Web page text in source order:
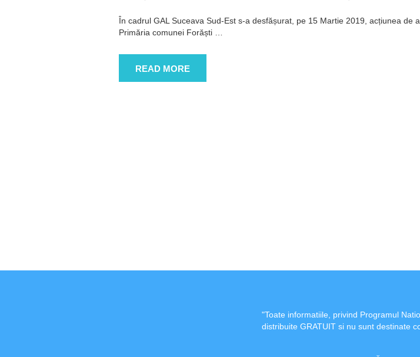
În cadrul GAL Suceava Sud-Est s-a desfășurat, pe 15 Martie 2019, acțiunea de
Primăria comunei Forăști
READ MORE
"Toate informatiile, privind Programul
distribuite GRATUIT si nu sunt destinate